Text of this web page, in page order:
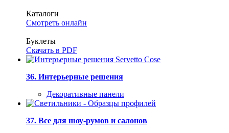
Каталоги
Смотреть онлайн
Буклеты
Скачать в PDF
36. Интерьерные решения
Декоративные панели
37. Все для шоу-румов и салонов